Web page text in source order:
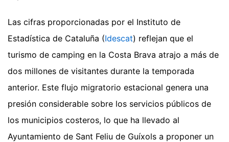
Las cifras proporcionadas por el Instituto de
Estadística de Cataluña (Idescat) reflejan que el
turismo de camping en la Costa Brava atrajo a más de
dos millones de visitantes durante la temporada
anterior. Este flujo migratorio estacional genera una
presión considerable sobre los servicios públicos de
los municipios costeros, lo que ha llevado al
Ayuntamiento de Sant Feliu de Guíxols a proponer un